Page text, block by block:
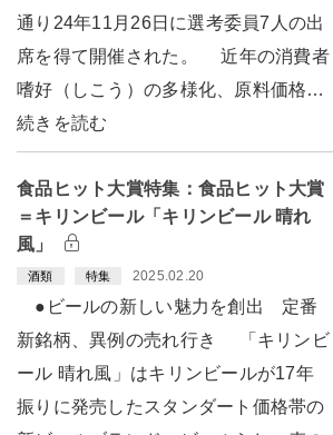
通り24年11月26日に選考委員7人の出
席を得て開催された。 近年の消費者
嗜好（しこう）の多様化、原料価格…
続きを読む
食品ヒット大賞特集：食品ヒット大賞
＝キリンビール「キリンビール 晴れ
風」
酒類 特集 2025.02.20
●ビールの新しい魅力を創出 定番
新銘柄、異例の売れ行き 「キリンビ
ール 晴れ風」はキリンビールが17年
振りに発売したスタンダート価格帯の